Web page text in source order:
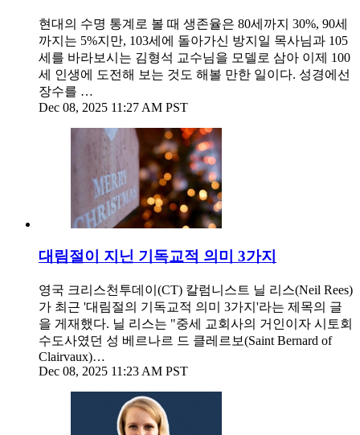
현대의 수명 통계로 볼 때 생존율은 80세까지 30%, 90세
까지는 5%지만, 103세에 돌아가신 방지일 목사님과 105
세를 바라보시는 김형석 교수님을 모델로 삼아 이제 100
세 인생에 도전해 보는 것도 해볼 만한 일이다. 성경에선
장수를 …
Dec 08, 2025 11:27 AM PST
대림절이 지닌 기독교적 의미 3가지
영국 크리스천투데이(CT) 칼럼니스트 닐 리스(Neil Rees)
가 최근 '대림절의 기독교적 의미 3가지'라는 제목의 글
을 게재했다. 닐 리스는 "중세 교회사의 거인이자 시토회
수도사였던 성 베르나르 드 클레르보(Saint Bernard of
Clairvaux)…
Dec 08, 2025 11:23 AM PST